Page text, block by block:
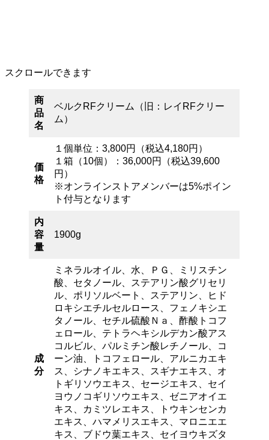
スクロールできます
商
品
名
ベルクRFクリーム（旧：レイRFクリー
ム）
価
格
１個単位：3,800円（税込4,180円）
１箱（10個）：36,000円（税込39,600
円）
※オンラインストアメンバーは5%ポイン
ト付与となります
内
容
量
1900g
成
分
ミネラルオイル、水、ＰＧ、ミリスチン
酸、セタノール、ステアリン酸グリセリ
ル、ポリソルベート、ステアリン、ヒド
ロキシエチルセルロース、フェノキシエ
タノール、セチル硫酸Ｎａ、酢酸トコフ
ェロール、テトラヘキシルデカン酸アス
コルビル、パルミチン酸レチノール、コ
ーン油、トコフェロール、アルニカエキ
ス、シナノキエキス、スギナエキス、オ
トギリソウエキス、セージエキス、セイ
ヨウノコギリソウエキス、ゼニアオイエ
キス、カミツレエキス、トウキンセンカ
エキス、ハマメリスエキス、マロニエエ
キス、ブドウ葉エキス、セイヨウキズタ